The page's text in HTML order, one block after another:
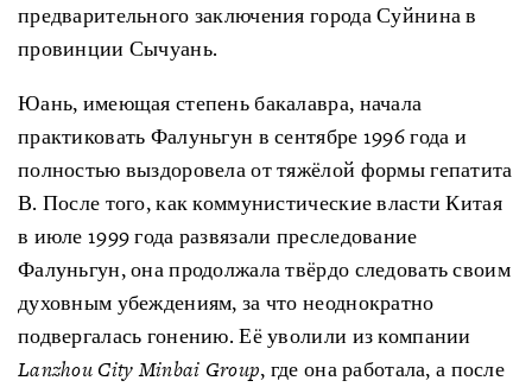
предварительного заключения города Суйнина в
провинции Сычуань.
Юань, имеющая степень бакалавра, начала
практиковать Фалуньгун в сентябре 1996 года и
полностью выздоровела от тяжёлой формы гепатита
В. После того, как коммунистические власти Китая
в июле 1999 года развязали преследование
Фалуньгун, она продолжала твёрдо следовать своим
духовным убеждениям, за что неоднократно
подвергалась гонению. Её уволили из компании
Lanzhou City Minbai Group, где она работала, а после